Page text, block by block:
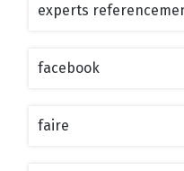
experts
facebook
faire